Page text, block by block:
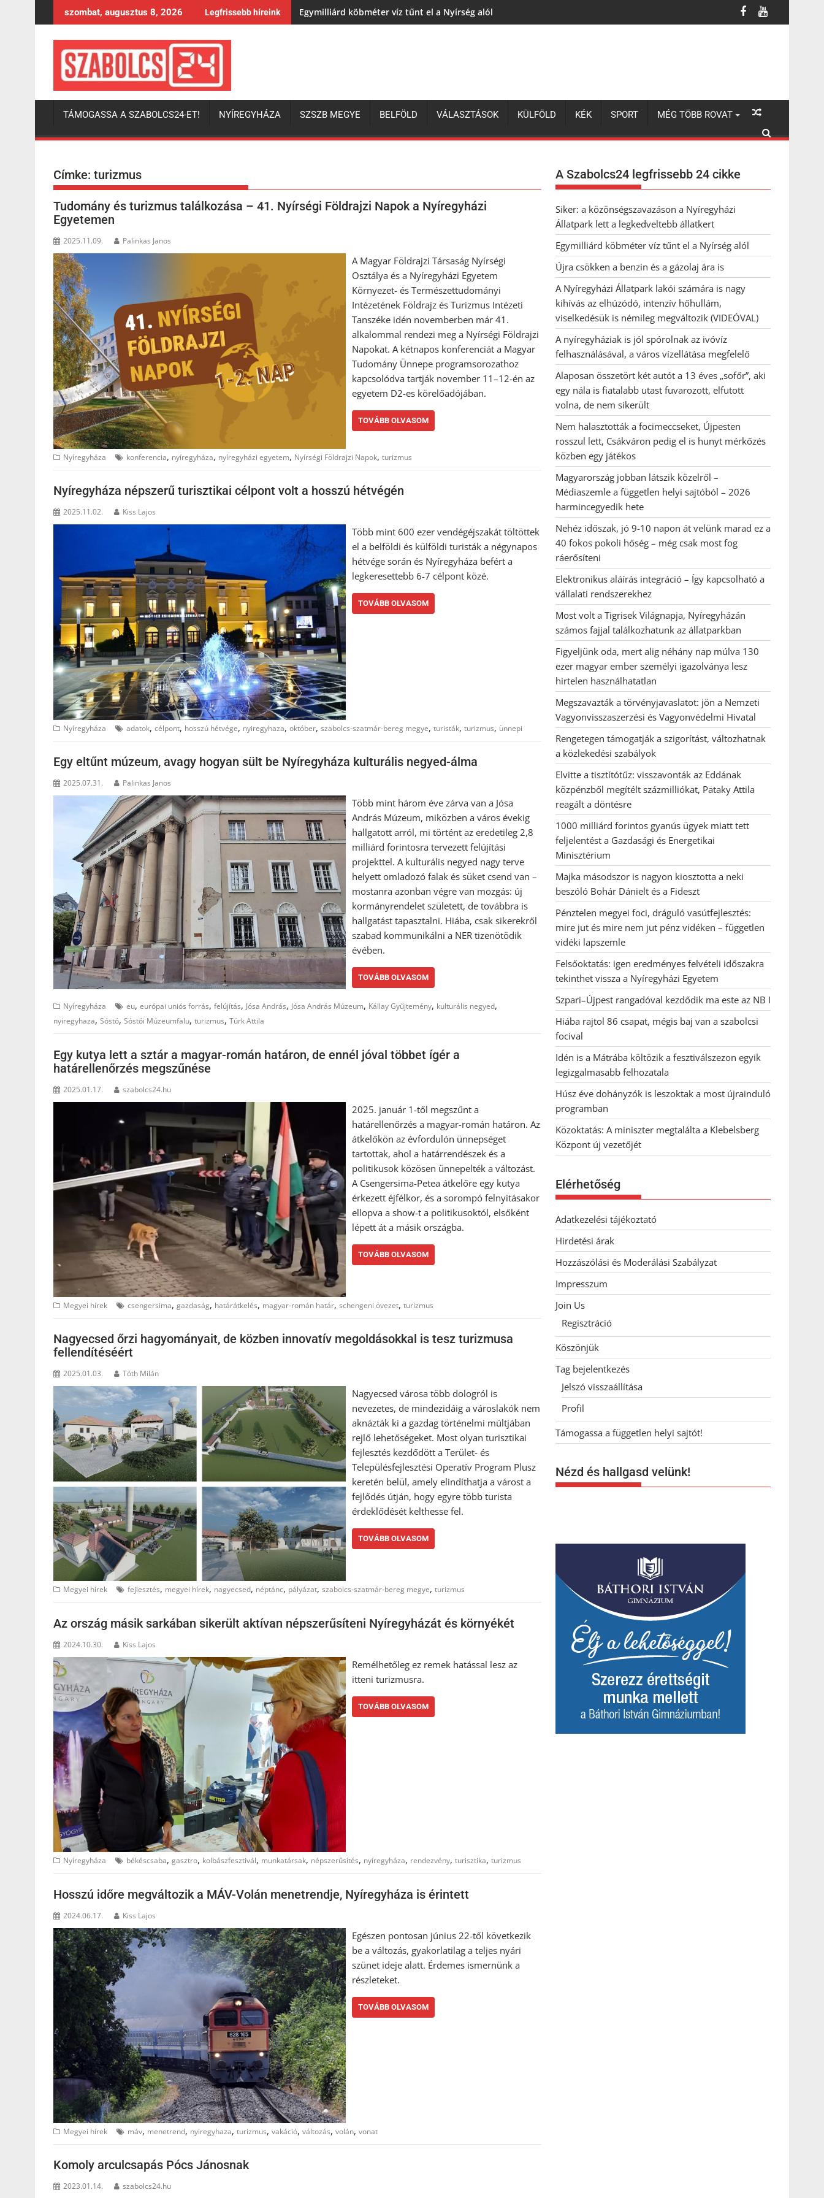
to
szombat, augusztus 8, 2026 Legfrissebb híreink Egymilliárd köbméter víz tűnt el a Nyírség alól
TÁMOGASSA A SZABOLCS24-ET! NYÍREGYHÁZA SZSZB MEGYE BELFÖLD VÁLASZTÁSOK KÜLFÖLD KÉK SPORT MÉG TÖBB ROVAT
Címke: turizmus
Tudomány és turizmus találkozása – 41. Nyírségi Földrajzi Napok a Nyíregyházi
Egyetemen
2025.11.09. Palinkas Janos
A Magyar Földrajzi Társaság Nyírségi
Osztálya és a Nyíregyházi Egyetem
Környezet- és Természettudományi
Intézetének Földrajz és Turizmus Intézeti
Tanszéke idén novemberben már 41.
alkalommal rendezi meg a Nyírségi Földrajzi
Napokat. A kétnapos konferenciát a Magyar
Tudomány Ünnepe programsorozathoz
kapcsolódva tartják november 11–12-én az
egyetem D2-es körelőadójában.
TOVÁBB OLVASOM
Nyíregyháza konferencia, nyíregyháza, nyíregyházi egyetem, Nyírségi Földrajzi Napok, turizmus
Nyíregyháza népszerű turisztikai célpont volt a hosszú hétvégén
2025.11.02. Kiss Lajos
Több mint 600 ezer vendégéjszakát töltöttek
el a belföldi és külföldi turisták a négynapos
hétvége során és Nyíregyháza befért a
legkeresettebb 6-7 célpont közé.
TOVÁBB OLVASOM
Nyíregyháza adatok, célpont, hosszú hétvége, nyiregyhaza, október, szabolcs-szatmár-bereg megye, turisták, turizmus, ünnepi
Egy eltűnt múzeum, avagy hogyan sült be Nyíregyháza kulturális negyed-álma
2025.07.31. Palinkas Janos
Több mint három éve zárva van a Jósa
András Múzeum, miközben a város évekig
hallgatott arról, mi történt az eredetileg 2,8
milliárd forintosra tervezett felújítási
projekttel. A kulturális negyed nagy terve
helyett omladozó falak és süket csend van –
mostanra azonban végre van mozgás: új
kormányrendelet született, de továbbra is
hallgatást tapasztalni. Hiába, csak sikerekről
szabad kommunikálni a NER tizenötödik
évében.
TOVÁBB OLVASOM
Nyíregyháza eu, európai uniós forrás, felújítás, Jósa András, Jósa András Múzeum, Kállay Gyűjtemény, kulturális negyed,
nyiregyhaza, Sóstó, Sóstói Múzeumfalu, turizmus, Türk Attila
Egy kutya lett a sztár a magyar-román határon, de ennél jóval többet ígér a
határellenőrzés megszűnése
2025.01.17. szabolcs24.hu
2025. január 1-től megszűnt a
határellenőrzés a magyar-román határon. Az
átkelőkön az évfordulón ünnepséget
tartottak, ahol a határrendészek és a
politikusok közösen ünnepelték a változást.
A Csengersima-Petea átkelőre egy kutya
érkezett éjfélkor, és a sorompó felnyitásakor
ellopva a show-t a politikusoktól, elsőként
lépett át a másik országba.
TOVÁBB OLVASOM
Megyei hírek csengersima, gazdaság, határátkelés, magyar-román határ, schengeni övezet, turizmus
Nagyecsed őrzi hagyományait, de közben innovatív megoldásokkal is tesz turizmusa
fellendítéséért
2025.01.03. Tóth Milán
Nagyecsed városa több dologról is
nevezetes, de mindezidáig a városlakók nem
aknázták ki a gazdag történelmi múltjában
rejlő lehetőségeket. Most olyan turisztikai
fejlesztés kezdődött a Terület- és
Településfejlesztési Operatív Program Plusz
keretén belül, amely elindíthatja a várost a
fejlődés útján, hogy egyre több turista
érdeklődését kelthesse fel.
TOVÁBB OLVASOM
Megyei hírek fejlesztés, megyei hírek, nagyecsed, néptánc, pályázat, szabolcs-szatmár-bereg megye, turizmus
Az ország másik sarkában sikerült aktívan népszerűsíteni Nyíregyházát és környékét
2024.10.30. Kiss Lajos
Remélhetőleg ez remek hatással lesz az
itteni turizmusra.
TOVÁBB OLVASOM
Nyíregyháza békéscsaba, gasztro, kolbászfesztivál, munkatársak, népszerűsítés, nyíregyháza, rendezvény, turisztika, turizmus
Hosszú időre megváltozik a MÁV-Volán menetrendje, Nyíregyháza is érintett
2024.06.17. Kiss Lajos
Egészen pontosan június 22-től következik
be a változás, gyakorlatilag a teljes nyári
szünet ideje alatt. Érdemes ismernünk a
részleteket.
TOVÁBB OLVASOM
Megyei hírek máv, menetrend, nyiregyhaza, turizmus, vakáció, változás, volán, vonat
Komoly arculcsapás Pócs Jánosnak
2023.01.14. szabolcs24.hu
A Szabolcs24 legfrissebb 24 cikke
Siker: a közönségszavazáson a Nyíregyházi
Állatpark lett a legkedveltebb állatkert
Egymilliárd köbméter víz tűnt el a Nyírség alól
Újra csökken a benzin és a gázolaj ára is
A Nyíregyházi Állatpark lakói számára is nagy
kihívás az elhúzódó, intenzív hőhullám,
viselkedésük is némileg megváltozik (VIDEÓVAL)
A nyíregyháziak is jól spórolnak az ivóvíz
felhasználásával, a város vízellátása megfelelő
Alaposan összetört két autót a 13 éves „sofőr”, aki
egy nála is fiatalabb utast fuvarozott, elfutott
volna, de nem sikerült
Nem halasztották a focimeccseket, Újpesten
rosszul lett, Csákváron pedig el is hunyt mérkőzés
közben egy játékos
Magyarország jobban látszik közelről –
Médiaszemle a független helyi sajtóból – 2026
harmincegyedik hete
Nehéz időszak, jó 9-10 napon át velünk marad ez a
40 fokos pokoli hőség – még csak most fog
ráerősíteni
Elektronikus aláírás integráció – Így kapcsolható a
vállalati rendszerekhez
Most volt a Tigrisek Világnapja, Nyíregyházán
számos fajjal találkozhatunk az állatparkban
Figyeljünk oda, mert alig néhány nap múlva 130
ezer magyar ember személyi igazolványa lesz
hirtelen használhatatlan
Megszavazták a törvényjavaslatot: jön a Nemzeti
Vagyonvisszaszerzési és Vagyonvédelmi Hivatal
Rengetegen támogatják a szigorítást, változhatnak
a közlekedési szabályok
Elvitte a tisztítótűz: visszavonták az Eddának
közpénzből megítélt százmilliókat, Pataky Attila
reagált a döntésre
1000 milliárd forintos gyanús ügyek miatt tett
feljelentést a Gazdasági és Energetikai
Minisztérium
Majka másodszor is nagyon kiosztotta a neki
beszóló Bohár Dánielt és a Fideszt
Pénztelen megyei foci, dráguló vasútfejlesztés:
mire jut és mire nem jut pénz vidéken – független
vidéki lapszemle
Felsőoktatás: igen eredményes felvételi időszakra
tekinthet vissza a Nyíregyházi Egyetem
Szpari–Újpest rangadóval kezdődik ma este az NB I
Hiába rajtol 86 csapat, mégis baj van a szabolcsi
focival
Idén is a Mátrába költözik a fesztiválszezon egyik
legizgalmasabb felhozatala
Húsz éve dohányzók is leszoktak a most újrainduló
programban
Közoktatás: A miniszter megtalálta a Klebelsberg
Központ új vezetőjét
Elérhetőség
Adatkezelési tájékoztató
Hirdetési árak
Hozzászólási és Moderálási Szabályzat
Impresszum
Join Us
Regisztráció
Köszönjük
Tag bejelentkezés
Jelszó visszaállítása
Profil
Támogassa a független helyi sajtót!
Nézd és hallgasd velünk!